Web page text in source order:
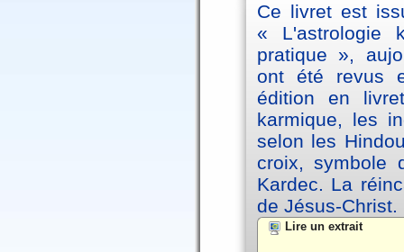
Ce livret est
« L'astrologie
pratique »,
ont été revus
édition en
karmique, les
selon les
croix, symbole
Kardec. La
de Jésus-Christ.
Lire un extrait